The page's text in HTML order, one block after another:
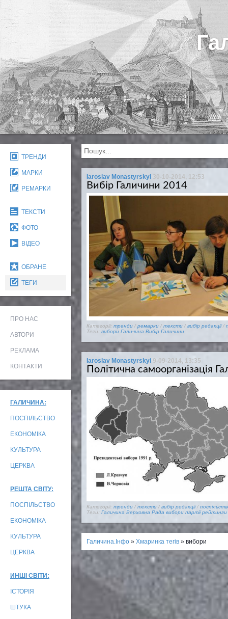
ТРЕНДИ
МАРКИ
РЕМАРКИ
ТЕКСТИ
ФОТО
ВІДЕО
ОБРАНЕ
ТЕГИ
ПРО НАС
АВТОРИ
РЕКЛАМА
КОНТАКТИ
ГАЛИЧИНА:
ПОСПІЛЬСТВО
ЕКОНОМІКА
КУЛЬТУРА
ЦЕРКВА
РЕШТА СВІТУ:
ПОСПІЛЬСТВО
ЕКОНОМІКА
КУЛЬТУРА
ЦЕРКВА
ИНШІ СВІТИ:
ІСТОРІЯ
ШТУКА
Iaroslav Monastyrskyi 30-10-2014, 12:53
Вибір Галичини 2014
Категорії: тренди / ремарки / тексти / вибір редакції/
Теги: вибори Галичина Вибір Галичини
Iaroslav Monastyrskyi 9-09-2014, 13:35
Політична самоорганізація
Категорії: тренди /тексти /вибір редакції/
Теги: Галичина Верховна Рада вибори партії рейтинги
Галичина.Інфо » Хмаринка тегів » вибори